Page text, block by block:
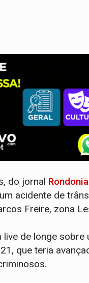
do jornal
acidente de
Freire, zona
live de longe
que teria